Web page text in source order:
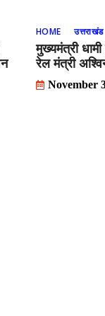
HOME उत्तराखंड
मुख्यमंत्री
रेल मंत्री
November